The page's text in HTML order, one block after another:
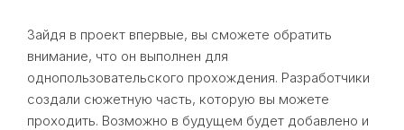
Зайдя в проект впервые, вы сможете обратить
внимание, что он выполнен для
однопользовательского прохождения. Разработчики
создали сюжетную часть, которую вы можете
проходить. Возможно в будущем будет добавлено и